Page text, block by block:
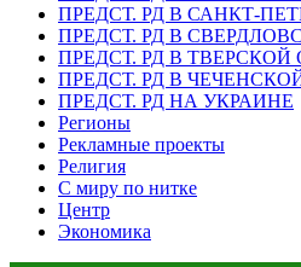
ПРЕДСТ. РД В САНКТ-
ПРЕДСТ. РД В
ПРЕДСТ. РД В ТВЕРСКОЙ
ПРЕДСТ. РД В
ПРЕДСТ. РД НА УКРАИНЕ
Регионы
Рекламные проекты
Религия
С миру по нитке
Центр
Экономика